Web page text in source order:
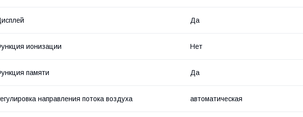
Да
ионизации Нет
памяти Да
направления потока воздуха автоматическая